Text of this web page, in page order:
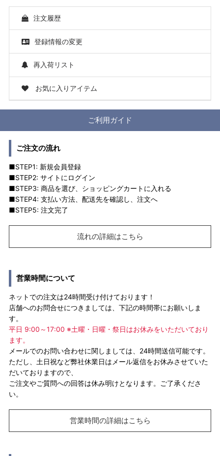
注文履歴
登録情報の変更
再入荷リスト
お気に入りアイテム
ご利用ガイド
ご注文の流れ
■STEP1: 新規会員登録
■STEP2: サイトにログイン
■STEP3: 商品を選び、ショッピングカートに入れる
■STEP4: 支払い方法、配送先を確認し、注文へ
■STEP5: 注文完了
流れの詳細はこちら
営業時間について
ネットでの注文は24時間受け付けております！
店舗へのお問合せにつきましては、下記の時間帯にお願いしま
す。
平日 9:00～17:00 ※土曜・日曜・祭日はお休みをいただいており
ます。
メールでのお問い合わせに関しましては、24時間送信可能です。
ただし、土日祝など弊社休業日はメール返信をお休みさせていた
だいておりますので、
ご注文やご質問への回答は休み明けとなります。ご了承くださ
い。
営業時間の詳細はこちら